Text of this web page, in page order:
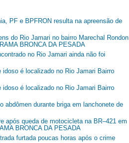
PF e BPFRON resulta na apreensão de
do Rio Jamari no bairro Marechal Rondon
BRONCA DA PESADA
no Rio Jamari ainda não foi
é localizado no Rio Jamari Bairro
é localizado no Rio Jamari Bairro
abdômen durante briga em lanchonete de
após queda de motocicleta na BR–421 em
BRONCA DA PESADA
furtada poucas horas após o crime